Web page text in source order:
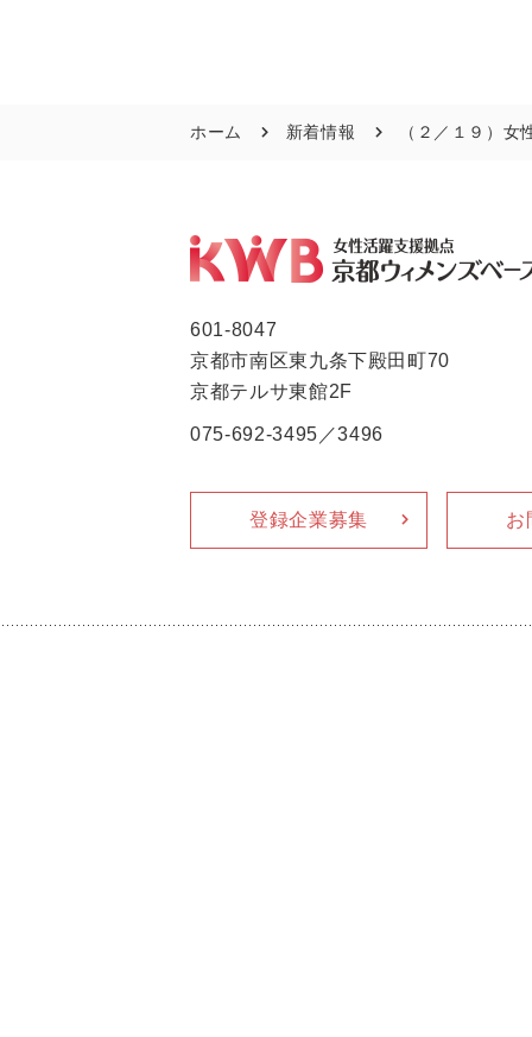
ホーム 新着情報 （２／１９）
601-8047
京都市南区東九条下殿田町70
京都テルサ東館2F
075-692-3495／3496
登録企業募集 お